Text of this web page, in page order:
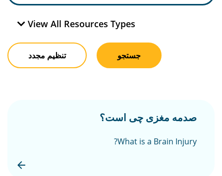
View All Resources Types
جستجو تنظیم مجدد
صدمه مغزی چی است؟
What is a Brain Injury?